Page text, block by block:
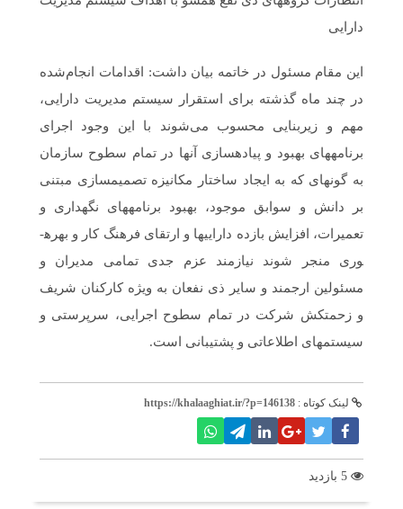
دارایی
این مقام مسئول در خاتمه بیان داشت: اقدامات انجام‌شده
در چند ماه گذشته برای استقرار سیستم مدیریت دارایی،
مهم و زیربنایی محسوب می‌شوند با این وجود اجرای
برنامه­های بهبود و پیاده­سازی آن­ها در تمام سطوح سازمان
به گونه­ای که به ایجاد ساختار مکانیزه تصمیم­سازی مبتنی
بر دانش و سوابق موجود، بهبود برنامه­های نگهداری و
تعمیرات، افزایش بازده دارایی­ها و ارتقای فرهنگ کار و بهره­
وری منجر شوند نیازمند عزم جدی تمامی مدیران و
مسئولین ارجمند و سایر ذی نفعان به ویژه کارکنان شریف
و زحمتکش شرکت در تمام سطوح اجرایی، سرپرستی و
سیستم­های اطلاعاتی و پشتیبانی است.
لینک کوتاه : https://khalaaghiat.ir/?p=146138